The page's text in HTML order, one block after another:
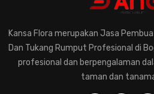
pentingnya-konsultasi-dengan-ahli-
memilih-tanaman-hias-untuk-rumah
pemahaman-dalam-merawat-
jasa-pembuatan-taman-hias
Kansa Flora merupakan Jasa
Dan Tukang Rumput Profesional di
profesional dan berpengalaman
taman dan